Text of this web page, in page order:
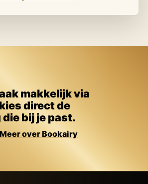
makkelijk via
direct de
bij je past.
Meer over Bookairy